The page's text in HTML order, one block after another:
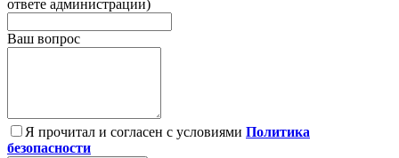
ответе администрации)
Ваш вопрос
Я прочитал и согласен с условиями Политика
безопасности